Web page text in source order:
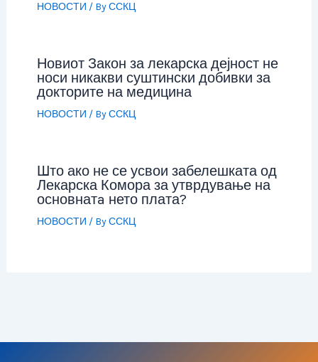
НОВОСТИ / ByССКЦ
Новиот Закон за лекарска дејност не
носи никакви суштински добивки за
докторите на медицина
НОВОСТИ / ByССКЦ
Што ако не се усвои забелешката од
Лекарска Комора за утврдување на
основнатa нето плата?
НОВОСТИ / ByССКЦ